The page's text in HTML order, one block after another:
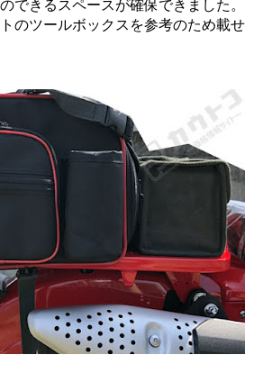
できるスペースが確保できました。
トのツールボックスを参考のため載せ